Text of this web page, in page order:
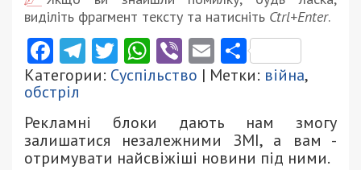
виділіть фрагмент тексту та натисніть Ctrl+Enter.
Facebook
Telegram
Twitter
WhatsApp
ViberEmail
Категории: Суспільство | Метки: війна,
обстріл
Рекламні блоки дають нам змогу
залишатися незалежними ЗМІ, а вам -
отримувати найсвіжіші новини під ними.